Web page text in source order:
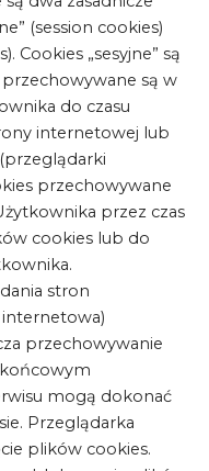
(session cookies)
Cookies „sesyjne” są
są w
do czasu
internetowej lub
przechowywane
przez czas
cookies lub do
stron
przechowywanie
mogą dokonać
Przeglądarka
plików cookies.